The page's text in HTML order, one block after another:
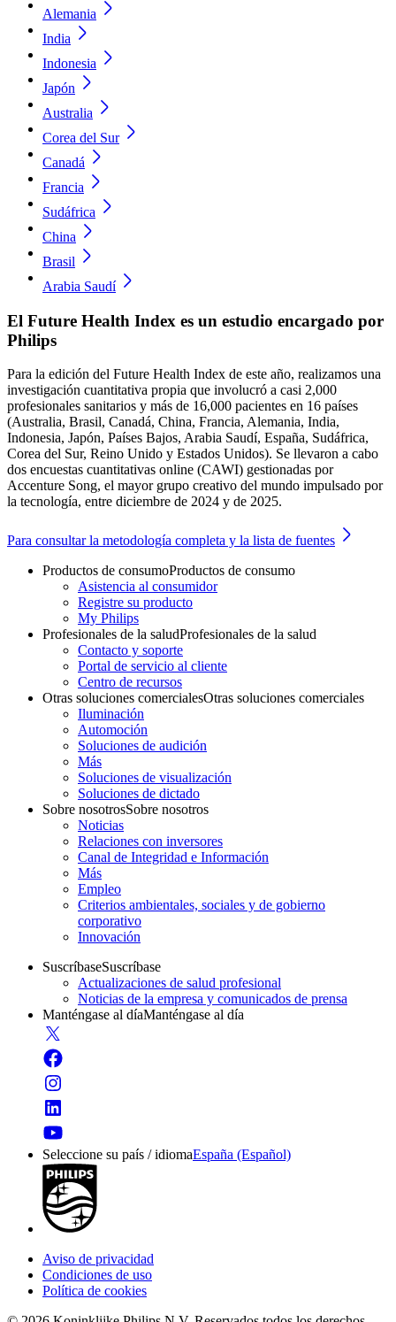
Alemania
India
Indonesia
Japón
Australia
Corea del Sur
Canadá
Francia
Sudáfrica
China
Brasil
Arabia Saudí
El Future Health Index es un estudio encargado por
Philips
Para la edición del Future Health Index de este año, realizamos una
investigación cuantitativa propia que involucró a casi 2,000
profesionales sanitarios y más de 16,000 pacientes en 16 países
(Australia, Brasil, Canadá, China, Francia, Alemania, India,
Indonesia, Japón, Países Bajos, Arabia Saudí, España, Sudáfrica,
Corea del Sur, Reino Unido y Estados Unidos). Se llevaron a cabo
dos encuestas cuantitativas online (CAWI) gestionadas por
Accenture Song, el mayor grupo creativo del mundo impulsado por
la tecnología, entre diciembre de 2024 y de 2025.
Para consultar la metodología completa y la lista de fuentes
Productos de consumoProductos de consumo
Asistencia al consumidor
Registre su producto
My Philips
Profesionales de la saludProfesionales de la salud
Contacto y soporte
Portal de servicio al cliente
Centro de recursos
Otras soluciones comercialesOtras soluciones comerciales
Iluminación
Automoción
Soluciones de audición
Más
Soluciones de visualización
Soluciones de dictado
Sobre nosotrosSobre nosotros
Noticias
Relaciones con inversores
Canal de Integridad e Información
Más
Empleo
Criterios ambientales, sociales y de gobierno
corporativo
Innovación
SuscríbaseSuscríbase
Actualizaciones de salud profesional
Noticias de la empresa y comunicados de prensa
Manténgase al díaManténgase al día
Seleccione su país / idiomaEspaña (Español)
Aviso de privacidad
Condiciones de uso
Política de cookies